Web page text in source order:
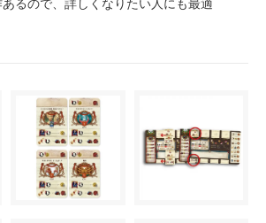
るので、詳しくなりたい人にも最適